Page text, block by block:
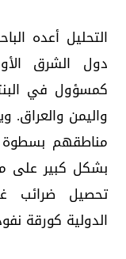
التحليل أعده
دول الشرق
كمسؤول في
واليمن والعراق.
مناطقهم بسطوة
بشكل كبير على
تحصيل ضرائب
الدولية كورقة